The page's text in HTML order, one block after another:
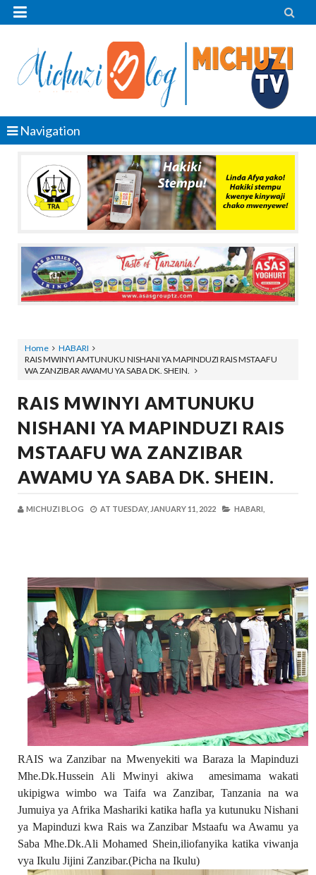
 
Navigation
Home
HABARI
RAIS MWINYI AMTUNUKU NISHANI YA MAPINDUZI RAIS MSTAAFU
WA ZANZIBAR AWAMU YA SABA DK. SHEIN.
RAIS MWINYI AMTUNUKU
NISHANI YA MAPINDUZI RAIS
MSTAAFU WA ZANZIBAR
AWAMU YA SABA DK. SHEIN.
MICHUZI BLOG AT TUESDAY, JANUARY 11, 2022 HABARI,
RAIS wa Zanzibar na Mwenyekiti wa Baraza la Mapinduzi
Mhe.Dk.Hussein Ali Mwinyi akiwa amesimama wakati
ukipigwa wimbo wa Taifa wa Zanzibar, Tanzania na wa
Jumuiya ya Afrika Mashariki katika hafla ya kutunuku Nishani
ya Mapinduzi kwa Rais wa Zanzibar Mstaafu wa Awamu ya
Saba Mhe.Dk.Ali Mohamed Shein,iliofanyika katika viwanja
vya Ikulu Jijini Zanzibar.(Picha na Ikulu)